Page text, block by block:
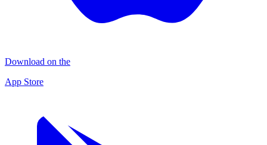
Download on the
App Store